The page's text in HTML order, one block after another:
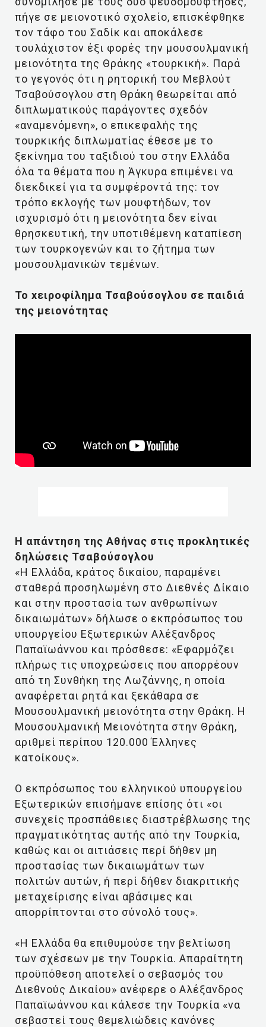
πήγε σε μειονοτικό σχολείο, επισκέφθηκε
τον τάφο του Σαδίκ και αποκάλεσε
τουλάχιστον έξι φορές την μουσουλμανική
μειονότητα της Θράκης «τουρκική». Παρά
το γεγονός ότι η ρητορική του Μεβλούτ
Τσαβούσογλου στη Θράκη θεωρείται από
διπλωματικούς παράγοντες σχεδόν
«αναμενόμενη», ο επικεφαλής της
τουρκικής διπλωματίας έθεσε με το
ξεκίνημα του ταξιδιού του στην Ελλάδα
όλα τα θέματα που η Άγκυρα επιμένει να
διεκδικεί για τα συμφέροντά της: τον
τρόπο εκλογής των μουφτήδων, τον
ισχυρισμό ότι η μειονότητα δεν είναι
θρησκευτική, την υποτιθέμενη καταπίεση
των τουρκογενών και το ζήτημα των
μουσουλμανικών τεμένων.
To xειροφίλημα Τσαβούσογλου σε παιδιά
της μειονότητας
Η απάντηση της Αθήνας στις προκλητικές
δηλώσεις Τσαβούσογλου
«Η Ελλάδα, κράτος δικαίου, παραμένει
σταθερά προσηλωμένη στο Διεθνές Δίκαιο
και στην προστασία των ανθρωπίνων
δικαιωμάτων» δήλωσε ο εκπρόσωπος του
υπουργείου Εξωτερικών Αλέξανδρος
Παπαϊωάννου και πρόσθεσε: «Εφαρμόζει
πλήρως τις υποχρεώσεις που απορρέουν
από τη Συνθήκη της Λωζάννης, η οποία
αναφέρεται ρητά και ξεκάθαρα σε
Μουσουλμανική μειονότητα στην Θράκη. Η
Μουσουλμανική Μειονότητα στην Θράκη,
αριθμεί περίπου 120.000 Έλληνες
κατοίκους».
Ο εκπρόσωπος του ελληνικού υπουργείου
Εξωτερικών επισήμανε επίσης ότι «οι
συνεχείς προσπάθειες διαστρέβλωσης της
πραγματικότητας αυτής από την Τουρκία,
καθώς και οι αιτιάσεις περί δήθεν μη
προστασίας των δικαιωμάτων των
πολιτών αυτών, ή περί δήθεν διακριτικής
μεταχείρισης είναι αβάσιμες και
απορρίπτονται στο σύνολό τους».
«Η Ελλάδα θα επιθυμούσε την βελτίωση
των σχέσεων με την Τουρκία. Απαραίτητη
προϋπόθεση αποτελεί ο σεβασμός του
Διεθνούς Δικαίου» ανέφερε ο Αλέξανδρος
Παπαϊωάννου και κάλεσε την Τουρκία «να
σεβαστεί τους θεμελιώδεις κανόνες